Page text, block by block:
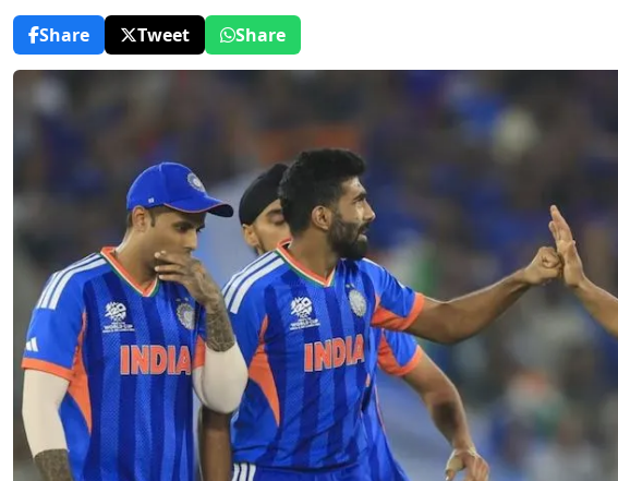
Share
Tweet Share